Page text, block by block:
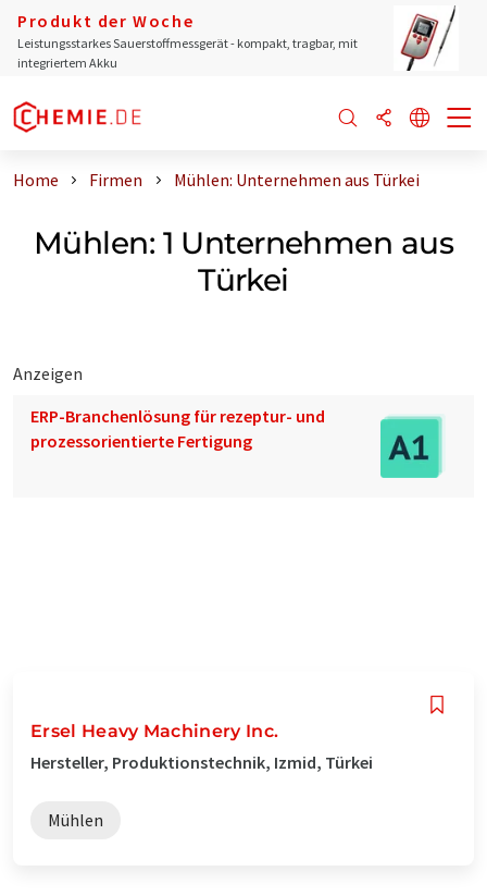
Produkt der Woche
Leistungsstarkes Sauerstoffmessgerät - kompakt, tragbar, mit
integriertem Akku
Home Firmen Mühlen: Unternehmen aus Türkei
Mühlen: 1 Unternehmen aus
Türkei
Anzeigen
ERP-Branchenlösung für rezeptur- und
prozessorientierte Fertigung
Ersel Heavy Machinery Inc.
Hersteller, Produktionstechnik, Izmid, Türkei
Mühlen